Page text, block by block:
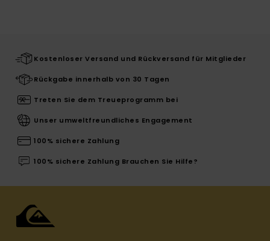
Kostenloser Versand und Rückversand für Mitglieder
Rückgabe innerhalb von 30 Tagen
Treten Sie dem Treueprogramm bei
Unser umweltfreundliches Engagement
100% sichere Zahlung
100% sichere Zahlung Brauchen Sie Hilfe?